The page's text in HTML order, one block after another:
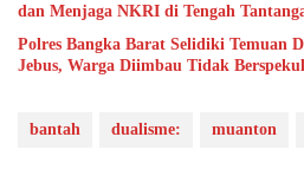
dan Menjaga NKRI di Tengah
Polres Bangka Barat Selidiki Temuan
Jebus, Warga Diimbau Tidak
bantah dualisme: muanton